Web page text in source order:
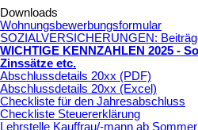
Downloads
Wohnungsbewerbungsformular
SOZIALVERSICHERUNGEN:
WICHTIGE KENNZAHLEN 2025 -
Zinssätze etc.
Abschlussdetails 20xx (PDF)
Abschlussdetails 20xx (Excel)
Checkliste für den Jahresabschluss
Checkliste Steuererklärung
Lehrstelle Kauffrau/-mann ab